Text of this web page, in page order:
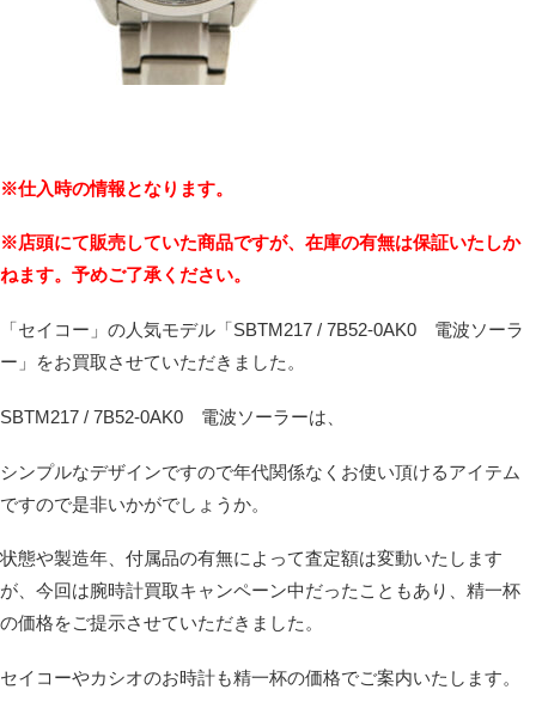
※仕入時の情報となります。
※店頭にて販売していた商品ですが、在庫の有無は保証いたしか
ねます。予めご了承ください。
「セイコー 」の人気モデル「SBTM217 / 7B52-0AK0 電波ソーラ
ー」をお買取させていただきました。
SBTM217 / 7B52-0AK0 電波ソーラーは、
シンプルなデザインですので年代関係なくお使い頂けるアイテム
ですので是非いかがでしょうか。
状態や製造年、付属品の有無によって査定額は変動いたします
が、今回は腕時計買取キャンペーン中だったこともあり、精一杯
の価格をご提示させていただきました。
セイコーやカシオのお時計も精一杯の価格でご案内いたします。